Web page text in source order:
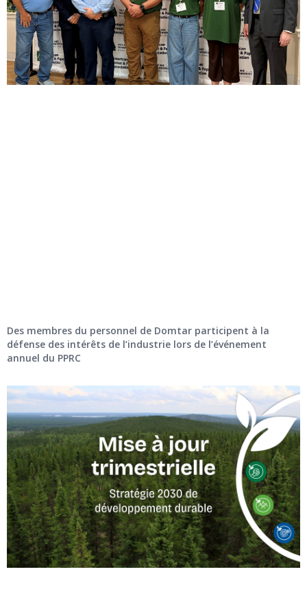
Des membres du personnel de Domtar participent à la
défense des intérêts de l’industrie lors de l’événement
annuel du PPRC